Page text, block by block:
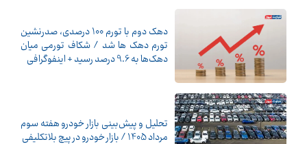
دهک دوم با تورم 100 درصدی، صدرنشین
تورم دهک ها شد / شکاف تورمی میان
دهک‌ها به 9.6 درصد رسید + اینفوگرافی
تحلیل و پیش‌بینی بازار خودرو هفته سوم
مرداد 1405 / بازار خودرو در پیچ بلاتکلیفی